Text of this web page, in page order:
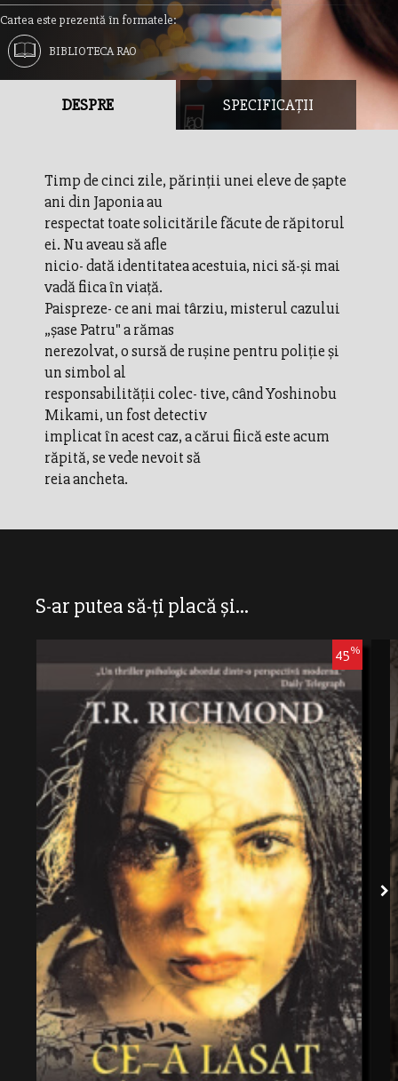
Cartea este prezentă în formatele:
BIBLIOTECA RAO
DESPRE SPECIFICAȚII
Timp de cinci zile, părinții unei eleve de șapte
ani din Japonia au
respectat toate solicitările făcute de răpitorul
ei. Nu aveau să afle
nicio- dată identitatea acestuia, nici să-și mai
vadă fiica în viață.
Paispreze- ce ani mai târziu, misterul cazului
„șase Patru" a rămas
nerezolvat, o sursă de rușine pentru poliție și
un simbol al
responsabilității colec- tive, când Yoshinobu
Mikami, un fost detectiv
implicat în acest caz, a cărui fiică este acum
răpită, se vede nevoit să
reia ancheta.
S-ar putea să-ți placă și...
45%